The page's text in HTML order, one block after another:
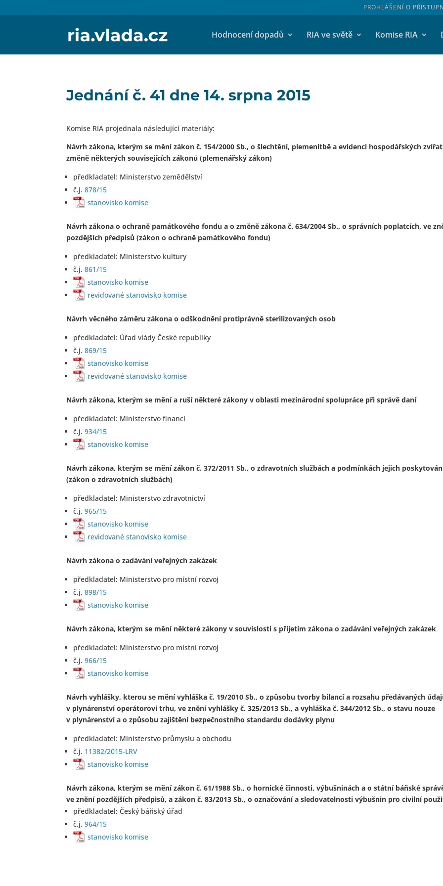
PROHLÁŠENÍ O
Hodnocení dopadů RIA ve světě Komise RIA
Jednání č. 41 dne 14. srpna 2015
Komise RIA projednala následující materiály:
Návrh zákona, kterým se mění zákon č. 154/2000 Sb., o šlechtění, plemenitbě a evidenci hospodářských
změně některých souvisejících zákonů (plemenářský zákon)
předkladatel: Ministerstvo zemědělství
č.j.878/15
stanovisko komise
Návrh zákona o ochraně památkového fondu a o změně zákona č. 634/2004 Sb., o správních poplatcích, ve
pozdějších předpisů (zákon o ochraně památkového fondu)
předkladatel: Ministerstvo kultury
č.j.861/15
stanovisko komise
revidované stanovisko komise
Návrh věcného záměru zákona o odškodnění protiprávně sterilizovaných osob
předkladatel: Úřad vlády České republiky
č.j.869/15
stanovisko komise
revidované stanovisko komise
Návrh zákona, kterým se mění a ruší některé zákony v oblasti mezinárodní spolupráce při správě daní
předkladatel: Ministerstvo financí
č.j.934/15
stanovisko komise
Návrh zákona, kterým se mění zákon č. 372/2011 Sb., o zdravotních službách a podmínkách jejich
(zákon o zdravotních službách)
předkladatel: Ministerstvo zdravotnictví
č.j.965/15
stanovisko komise
revidované stanovisko komise
Návrh zákona o zadávání veřejných zakázek
předkladatel: Ministerstvo pro místní rozvoj
č.j.898/15
stanovisko komise
​Návrh zákona, kterým se mění některé zákony v souvislosti s přijetím zákona o zadávání veřejných zakázek
předkladatel: Ministerstvo pro místní rozvoj
č.j.966/15
stanovisko komise
Návrh vyhlášky, kterou se mění vyhláška č. 19/2010 Sb., o způsobu tvorby bilancí a rozsahu předávaných
v plynárenství operátorovi trhu, ve znění vyhlášky č. 325/2013 Sb., a vyhláška č. 344/2012 Sb., o stavu nouze
v plynárenství a o způsobu zajištění bezpečnostního standardu dodávky plynu
předkladatel: Ministerstvo průmyslu a obchodu
č.j. 11382/2015-LRV
stanovisko komise
Návrh zákona, kterým se mění zákon č. 61/1988 Sb., o hornické činnosti, výbušninách a o státní báňské
ve znění pozdějších předpisů, a zákon č. 83/2013 Sb., o označování a sledovatelnosti výbušnin pro civilní
předkladatel: Český báňský úřad
č.j.964/15
stanovisko komise